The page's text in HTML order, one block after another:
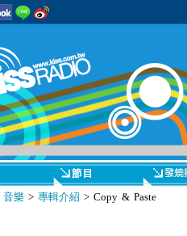
音樂> 專輯介紹 > Copy & Paste